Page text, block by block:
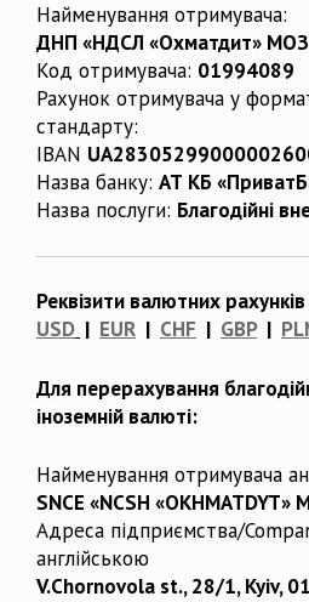
Найменування отримувача:
ДНП «НДСЛ «Охматдит» МОЗ
Код отримувача: 01994089
Рахунок отримувача у
стандарту:
IBAN
Назва банку: АТ КБ
Назва послуги: Благодійні
Реквізити валютних рахунків
USD | EUR | CHF | GBP|
Для перерахування
іноземній валюті:
Найменування отримувача
SNCE «NCSH «OKHMATDYT»
Адреса підприємства/
англійською
V.Chornovola st., 28/1, Kyiv,